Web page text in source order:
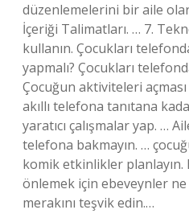
düzenlemelerini bir aile
İçeriği Talimatları. … 7.
kullanın. Çocukları
yapmalı? Çocukları
Çocuğun aktiviteleri açması
akıllı telefona tanıtana
yaratıcı çalışmalar yap. …
telefona bakmayın. …
komik etkinlikler planlayın.
önlemek için ebeveynler ne
merakını teşvik edin.…